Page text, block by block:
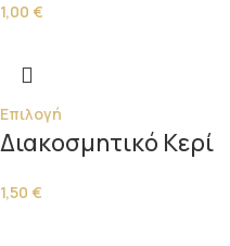
1,00 €
Επιλογή
Διακοσμητικό Κερί
1,50 €